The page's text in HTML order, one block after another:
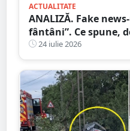
ACTUALITATE
ANALIZĂ. Fake
fântâni”. Ce spune,
unde a pornit
24 iulie 2026